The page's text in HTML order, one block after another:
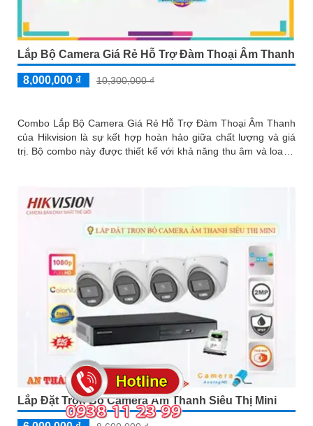
Lắp Bộ Camera Giá Rẻ Hỗ Trợ Đàm Thoại Âm Thanh
8,000,000 ₫ 10,300,000 ₫
Combo Lắp Bộ Camera Giá Rẻ Hỗ Trợ Đàm Thoại Âm Thanh
của Hikvision là sự kết hợp hoàn hảo giữa chất lượng và giá
trị. Bộ combo này được thiết kế với khả năng thu âm và loa rõ
Lắp Đặt Trọn Bộ Camera Âm Thanh Siêu Thị Mini